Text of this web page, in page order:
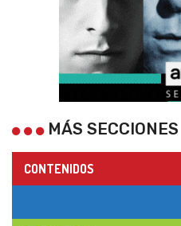
MÁS SECCIONES
CONTENIDOS